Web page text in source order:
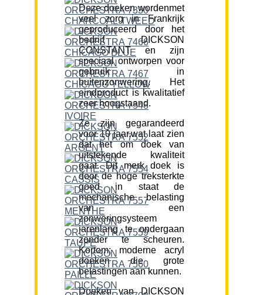
Deze doeken wordenmet
veel zorg in Frankrijk
geproduceerd door het
bedrijf DICKSON
CONSTANT en zijn
speciaal ontworpen voor
gebruik in
buitenzonwering. Het
eindproduct is kwalitatief
zeer hoogstaand.
Ze zijn gegarandeerd
voor 10 jaar,wat laat zien
dat het om doek van
uitstekende kwaliteit
gaat. Dit merk doek is
door de hoge treksterkte
goed in staat de
mechanische belasting
van een
zonweringsysteem
jarenlang te ondergaan
zonder te scheuren.
Kortom; moderne acryl
doeken die grote
belastingen aan kunnen.
Doeken van DICKSON